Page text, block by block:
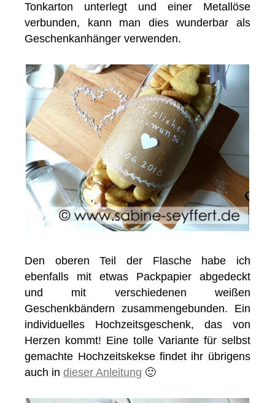
Tonkarton unterlegt und einer Metallöse
verbunden, kann man dies wunderbar als
Geschenkanhänger verwenden.
Den oberen Teil der Flasche habe ich
ebenfalls mit etwas Packpapier abgedeckt
und mit verschiedenen weißen
Geschenkbändern zusammengebunden. Ein
individuelles Hochzeitsgeschenk, das von
Herzen kommt! Eine tolle Variante für selbst
gemachte Hochzeitskekse findet ihr übrigens
auch indieser Anleitung 🙂